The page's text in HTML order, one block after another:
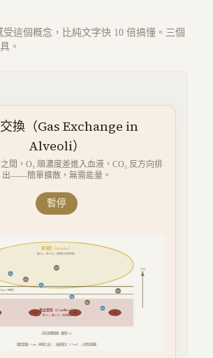
這個概念，比純文字快 10 倍搞懂。三個
。
換（Gas Exchange in
Alveoli）
間，O₂ 順濃度差進入血液，CO₂ 反方向排
出——簡單擴散，無需能量。
暫停
肺泡腔（Alveolus）
高 O₂、低 CO₂（剛吸入的空氣）
I 細胞）
微血管腔（Capillary）
起始：低 O₂、高 CO₂（從組織回流）
↓ 流向身體組織（攜帶 O₂）
CO₂
擴散距離 < 1 μm（極薄上皮）；表面積大（~70 m²）；分壓差驅動